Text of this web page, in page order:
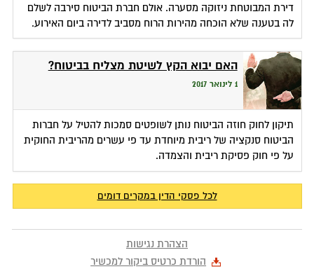
דירת המבוטחת ניזוקה מסערה. אולם חברת הביטוח סירבה לשלם
לה בטענה שלא הוכחה מהירות הרוח מסביב לדירה ביום האירוע.
האם יבוא הקץ לשיטת מצליח בביטוח?
1 לינואר 2017
תיקון לחוק חוזה הביטוח נותן לשופטים סמכות להטיל על חברות
הביטוח סנקציה של ריבית מיוחדת עד פי עשרים מהריבית החוקית
על פי חוק פסיקת ריבית והצמדה.
לכל פסקי הדין במקרים דומים
הצהרת נגישות
הורדת כרטיס ביקור למכשיר